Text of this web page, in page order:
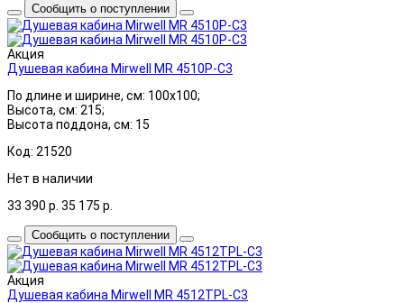
Сообщить о поступлении
Акция
Душевая кабина Mirwell MR 4510P-C3
По длине и ширине, см: 100x100;
Высота, см: 215;
Высота поддона, см: 15
Код: 21520
Нет в наличии
33 390 р. 35 175 р.
Сообщить о поступлении
Акция
Душевая кабина Mirwell MR 4512TPL-C3